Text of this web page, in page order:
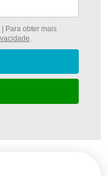
Para obter mais
.